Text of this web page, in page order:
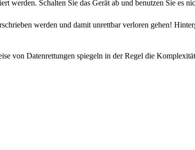
werden. Schalten Sie das Gerät ab und benutzen Sie es
werden und damit unrettbar verloren gehen!
von Datenrettungen spiegeln in der Regel die